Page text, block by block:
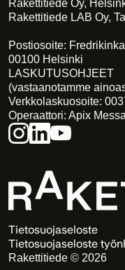
Rakettitiede Oy,
Rakettitiede LAB Oy,
Postiosoite:
00100 Helsinki
LASKUTUSOHJEET
(vastaanotamme
Verkkolaskuosoite:
Operaattori: Apix
Tietosuojaseloste
Tietosuojaseloste
Rakettitiede © 2026